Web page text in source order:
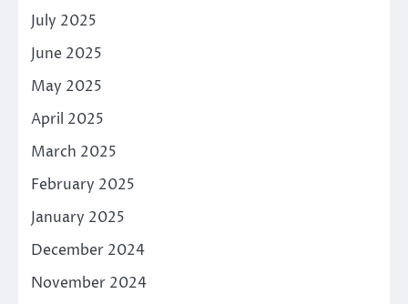
July 2025
June 2025
May 2025
April 2025
March 2025
February 2025
January 2025
December 2024
November 2024